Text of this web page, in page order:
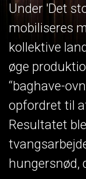
Under 'Det
mobiliseres
kollektive
øge
“baghave-
opfordret til
Resultatet
hungersnød,